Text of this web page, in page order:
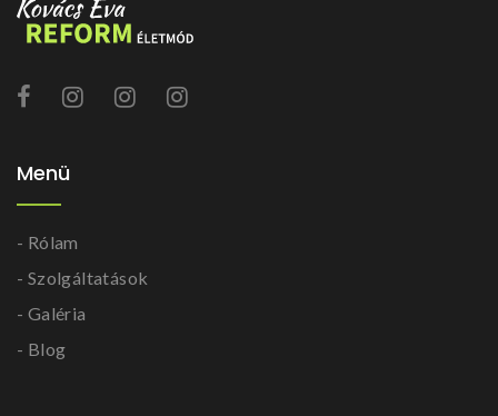
Menü
- Rólam
- Szolgáltatások
- Galéria
- Blog